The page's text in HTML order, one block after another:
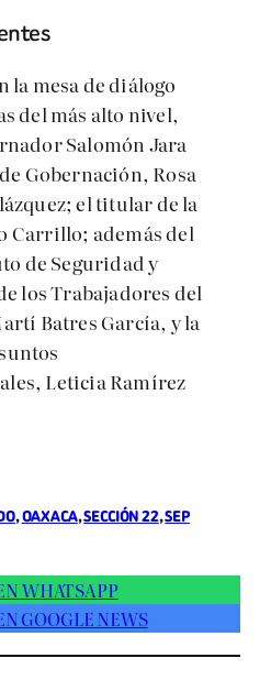
la mesa de diálogo
del más alto nivel,
Salomón Jara
Gobernación, Rosa
el titular de la
Carrillo; además del
de Seguridad y
los Trabajadores del
Batres García, y la
Leticia Ramírez
, OAXACA, SECCIÓN 22, SEP
WHATSAPP
GOOGLE NEWS